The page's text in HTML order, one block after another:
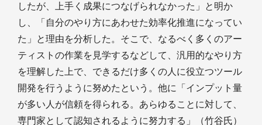
したが、上手く成果につなげられなかった」と明か
し、「自分のやり方にあわせた効率化推進になってい
た」と理由を分析した。そこで、なるべく多くのアー
ティストの作業を見学するなどして、汎用的なやり方
を理解した上で、できるだけ多くの人に役立つツール
開発を行うように努めたという。他に「インプット量
が多い人が信頼を得られる。あらゆることに対して、
専門家として認知されるように努力する」（竹谷氏）